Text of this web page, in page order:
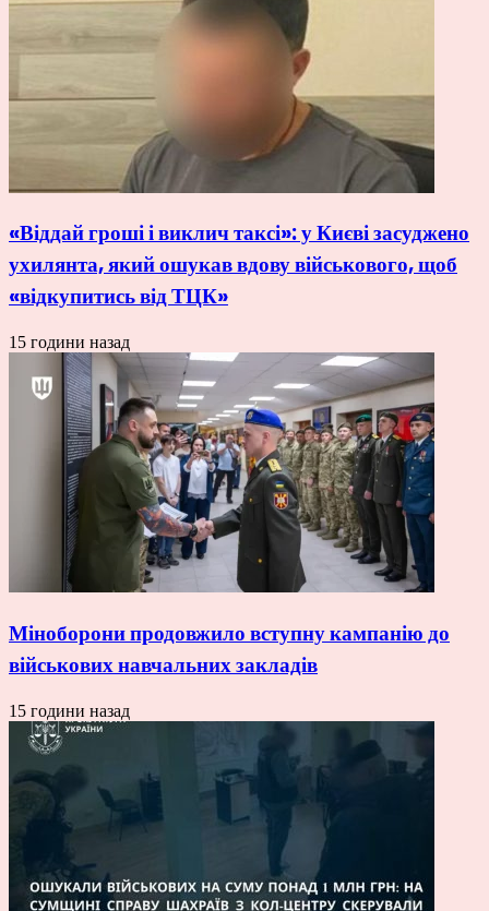
«Віддай гроші і виклич таксі»: у Києві засуджено
ухилянта, який ошукав вдову військового, щоб
«відкупитись від ТЦК»
15 години назад
Міноборони продовжило вступну кампанію до
військових навчальних закладів
15 години назад